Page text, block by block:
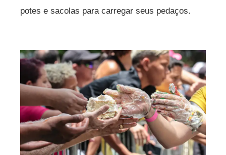
potes e sacolas para carregar seus pedaços.